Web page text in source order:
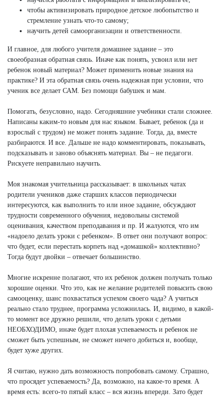
чтобы активизировать природное детское любопытство и
стремление узнать что-то самому;
научить детей самоорганизации и ответственности.
И главное, для любого учителя домашнее задание – это
своеобразная обратная связь. Иначе как понять, усвоил или нет
ребенок новый материал? Может применить новые знания на
практике? И эта обратная связь очень надежная при условии, что
ученик все делает САМ. Без помощи бабушек и мам.
Помогать, безусловно, надо. Сегодняшние учебники стали сложнее.
Написаны каким-то новым для нас языком. Бывает, ребенок (да и
взрослый с трудом) не может понять задание. Тогда, да, вместе
разбираются. И все. Дальше не надо комментировать, показывать,
подсказывать и заново объяснять материал. Вы – не педагоги.
Рискуете неправильно научить.
Моя знакомая учительница рассказывает: в школьных чатах
родители учеников даже старших классов периодически
интересуются, как выполнить то или иное задание, обсуждают
трудности современного обучения, недовольны системой
оценивания, качеством преподавания и пр. И жалуются, что им
«надоело делать уроки с ребенком». В ответ они получают вопрос:
что будет, если перестать корпеть над «домашкой» коллективно?
Тогда будут двойки – отвечает большинство.
Многие искренне полагают, что их ребенок должен получать только
хорошие оценки. Что это, как не желание родителей повысить свою
самооценку, шанс похвастаться успехом своего чада? А учиться
реально стало труднее, программа усложнилась. И, видимо, в какой-
то момент все дружно решили, что делать уроки с детьми
НЕОБХОДИМО, иначе будет плохая успеваемость и ребенок не
сможет быть успешным, не сможет ничего добиться и, вообще,
будет хуже других.
Я считаю, нужно дать возможность попробовать самому. Страшно,
что просядет успеваемость? Да, возможно, на какое-то время. А
время есть: всего-то пятый класс – вся жизнь впереди. Зато будет